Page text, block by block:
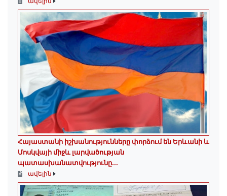
Հայաստանի իշխանությունները փորձում են Երևանի և
Մոսկվայի միջև լարվածության
պատասխանատվությունը...
ավելին